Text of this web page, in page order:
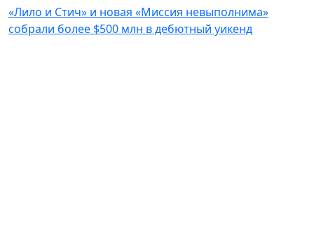
«Лило и Стич» и новая «Миссия невыполнима»
собрали более $500 млн в дебютный уикенд